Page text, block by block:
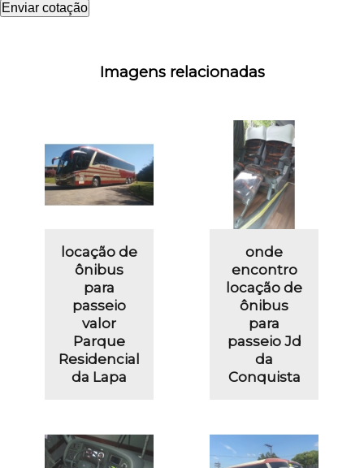
Enviar cotação
Imagens relacionadas
locação de
ônibus
para
passeio
valor
Parque
Residencial
da Lapa
onde
encontro
locação de
ônibus
para
passeio Jd
da
Conquista